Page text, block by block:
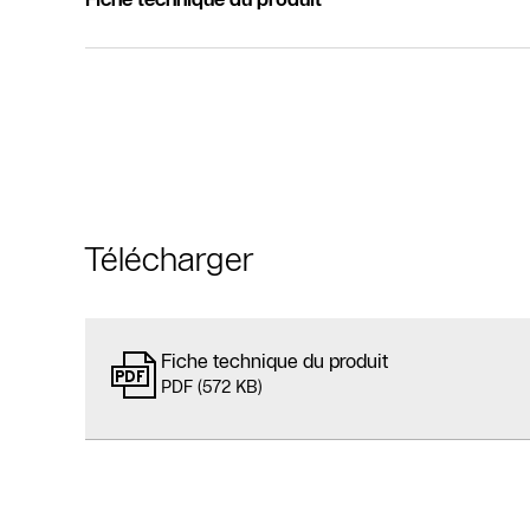
Télécharger
Fiche technique du produit
PDF (572 KB)